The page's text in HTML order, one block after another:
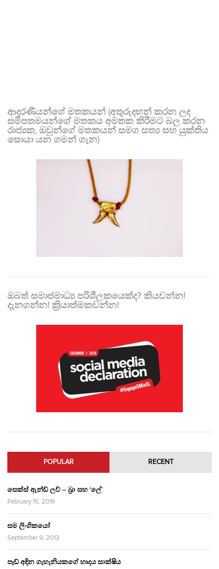
ආදරණීයන්ගේ මතකයන් (අතුරුදහන් කරන ලද
සමීපතමයන්ගේ මතකය අමතක කිරීමට බල කරන
රාජ්‍යක, ඔවුන්ගේ මතකයන් සමග සත්‍ය සහ යුක්තිය
සොයා යන ගමන් ගැන)
ඔබත් සමාජමාධ්‍ය පරිශීලකයෙක්ද? කියවන්න!
දැනගන්න! ක්‍රියාත්මකවන්න!
POPULAR RECENT
සෙක්ස් ඇන්ඩ් ලව් – බ්‍රා සහ ‘ලේ’
February 15, 2016
සම ලිංගිකයෝ
September 9, 2013
පෑඩ් අඳින ගැහැනියකගේ හෘදය සාක්ෂිය